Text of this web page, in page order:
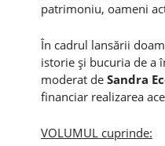
patrimoniu, oameni
În cadrul lansării
istorie şi bucuria de a
moderat de Sandra
financiar realizarea
VOLUMUL cuprinde: